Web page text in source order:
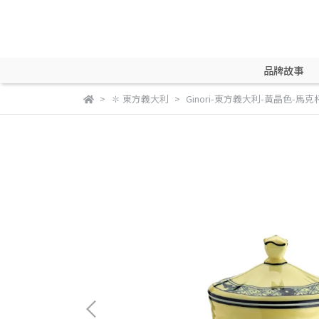
品牌故事
✽ 東方義大利 Ginori-東方義大利-黃晶色-馬克